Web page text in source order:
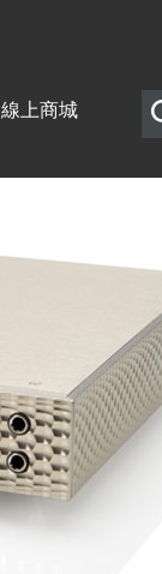
線上商城
搜
尋